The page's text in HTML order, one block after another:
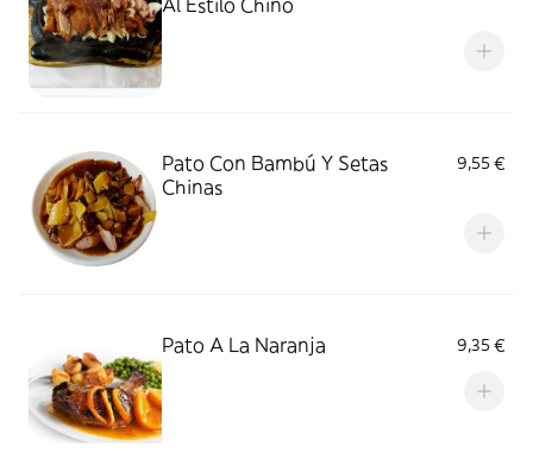
Al Estilo Chino
Pato Con Bambú Y Setas
Chinas
9,55 €
Pato A La Naranja 9,35 €